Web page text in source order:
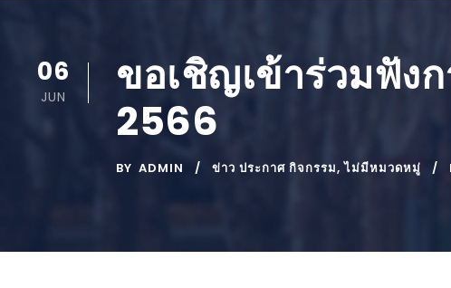
06
JUN
ขอเชิญเข้าร่วมฟัง
2566
BY ADMIN ข่าว ประกาศ กิจกรรม, ไม่มีหมวดหมู่